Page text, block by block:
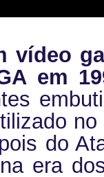
vídeo
em
do
era